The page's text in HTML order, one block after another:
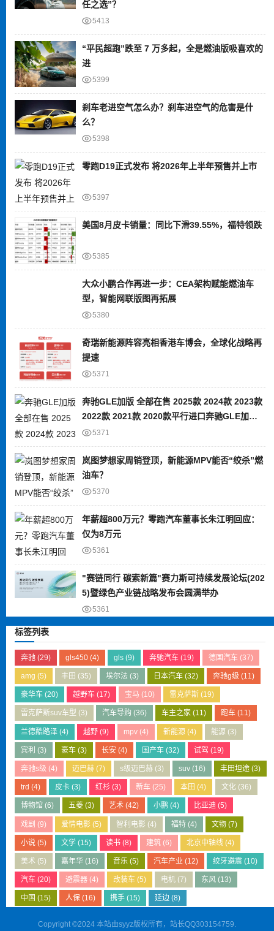
任之选”？
5413
“平民超跑”跌至 7 万多起，全是燃油版吸喜欢的
进
5399
刹车老进空气怎么办？刹车进空气的危害是什
么？
5398
零跑D19正式发布 将2026年上半年预售并上市
5397
美国8月皮卡销量：同比下滑39.55%，福特领跌
5385
大众小鹏合作再进一步：CEA架构赋能燃油车
型，智能网联版图再拓展
5380
奇瑞新能源阵容亮相香港车博会，全球化战略再
提速
5371
奔驰GLE加版 全部在售 2025款 2024款 2023款
2022款 2021款 2020款平行进口奔驰GLE加版
限时优惠 目前80万元起售
5371
岚图梦想家周销登顶，新能源MPV能否“绞杀”燃
油车？
5370
年薪超800万元？零跑汽车董事长朱江明回应：
仅为8万元
5361
"赛链同行 碳索新篇"赛力斯可持续发展论坛(202
5)暨绿色产业链战略发布会圆满举办
5361
标签列表
奔驰(29) gls450(4) gls (9) 奔驰汽车 (19) 德国汽车 (37)
amg (5) 丰田 (35) 埃尔法 (3) 日本汽车 (32) 奔驰g级 (11)
豪华车(20) 越野车(17) 宝马 (10) 雷克萨斯 (19)
雷克萨斯suv车型 (3) 汽车导购 (36) 车主之家 (11) 跑车 (11)
兰德酷路泽(4) 越野(9) mpv (4) 新能源 (4) 能源 (3)
宾利 (3) 豪车(3) 长安 (4) 国产车 (32) 试驾 (19)
奔驰s级 (4) 迈巴赫(7) s级迈巴赫 (3) suv (16) 丰田坦途 (3)
trd (4) 皮卡(3) 红杉 (3) 新车 (25) 本田 (4) 文化(36)
博物馆(6) 五菱(3) 艺术 (42) 小鹏 (4) 比亚迪 (5)
戏剧 (9) 爱情电影(5) 智利电影 (4) 福特 (4) 文物 (7)
小说(5) 文学(15) 读书 (8) 建筑 (6) 北京中轴线 (4)
美术(5) 嘉年华(16) 音乐 (5) 汽车产业 (12) 绞牙避震 (10)
汽车(20) 避震器(4) 改装车 (5) 电机 (7) 东风 (13)
中国 (15) 人保(16) 携手 (15) 延边 (8)
Copyright ©2024 本站由syyz版权所有，站长QQ303154759.